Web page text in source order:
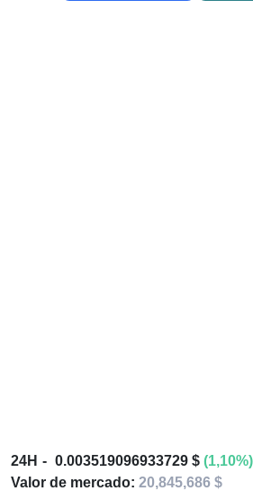
24H 0.003519096933729 $ (1,10%)
Valor de mercado: 20,845,686 $